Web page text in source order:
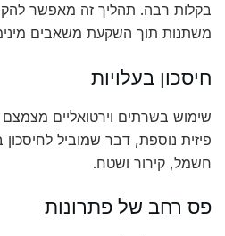
בקלות רבה. תהליך זה מאפשר
משתנות תוך השקעת משאבים
חיסכון בעלויות
שימוש בשרתים וירטואליים
פיזית נוספת, דבר שמוביל
חשמל, קירור ושטח.
פס רחב של פתרונות